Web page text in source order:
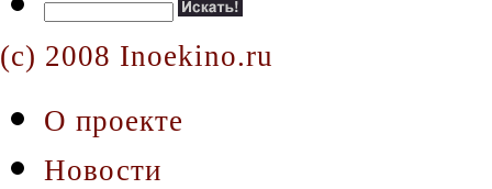
(c) 2008 Inoekino.ru
О проекте
Новости